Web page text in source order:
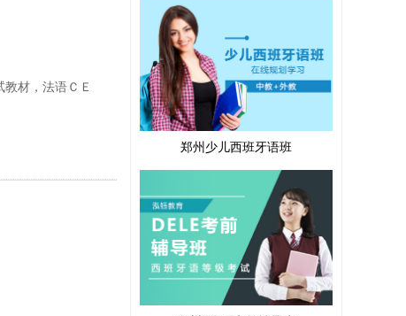
材，法语ＣＥ
郑州少儿西班牙语班